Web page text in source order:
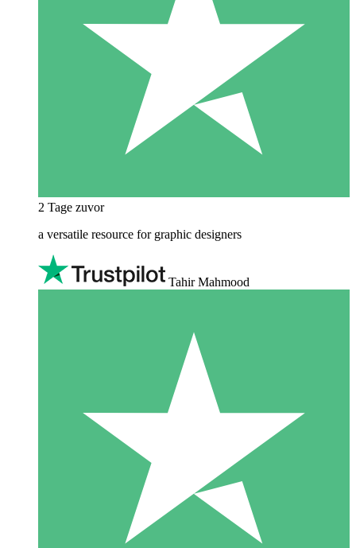
2 Tage zuvor
a versatile resource for graphic designers
Tahir Mahmood